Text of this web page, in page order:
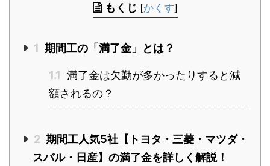
もくじ [かくす]
1 期間工の「満了金」とは？
1.1 満了金は欠勤が多かったりすると減
額されるの？
2 期間工人気5社【トヨタ・三菱・マツダ・
スバル・日産】の満了金を詳しく解説！